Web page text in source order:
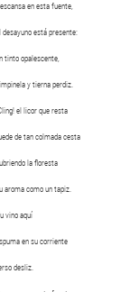
en esta fuente,
desayuno está presente:
tinto opalescente,
y tierna perdiz.
el licor que resta
de tan colmada cesta
la floresta
aroma como un tapiz.
vino aquí
en su corriente
desliz.